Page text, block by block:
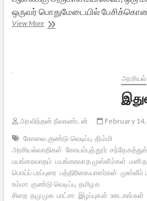
ஒருவர் பொதுமேடையில்
View Moreஇந்தியாவில்
அரசியல்
அரவிந்தன் நீலகண்டன்
February
கோவை குண்டு வெடிப்பு திம்மி
அரசியல்வாதிகள் கோயம்புத்தூர்
பயங்கரவாதம் பயங்கரவாத முஸ்லீம்கள் மனித
பொய்ப் பரப்புரை பத்திரிகையாளர்கள் முஸ்லீம்
உம்மா குண்டு வெடிப்பு தமிழக
சிறை தமுமுக பாட்சா இழப்புகள் ஊடகங்கள்